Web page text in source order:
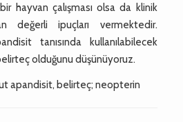
hayvan çalışması olsa da klinik
değerli ipuçları vermektedir.
tanısında kullanılabilecek
olduğunu düşünüyoruz.
apandisit, belirteç; neopterin